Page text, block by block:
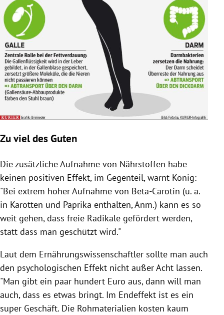
Zu viel des Guten
Die zusätzliche Aufnahme von Nährstoffen habe
keinen positiven Effekt, im Gegenteil, warnt König:
"Bei extrem hoher Aufnahme von Beta-Carotin (u. a.
in Karotten und Paprika enthalten, Anm.) kann es so
weit gehen, dass freie Radikale gefördert werden,
statt dass man geschützt wird."
Laut dem Ernährungswissenschaftler sollte man auch
den psychologischen Effekt nicht außer Acht lassen.
"Man gibt ein paar hundert Euro aus, dann will man
auch, dass es etwas bringt. Im Endeffekt ist es ein
super Geschäft. Die Rohmaterialien kosten kaum